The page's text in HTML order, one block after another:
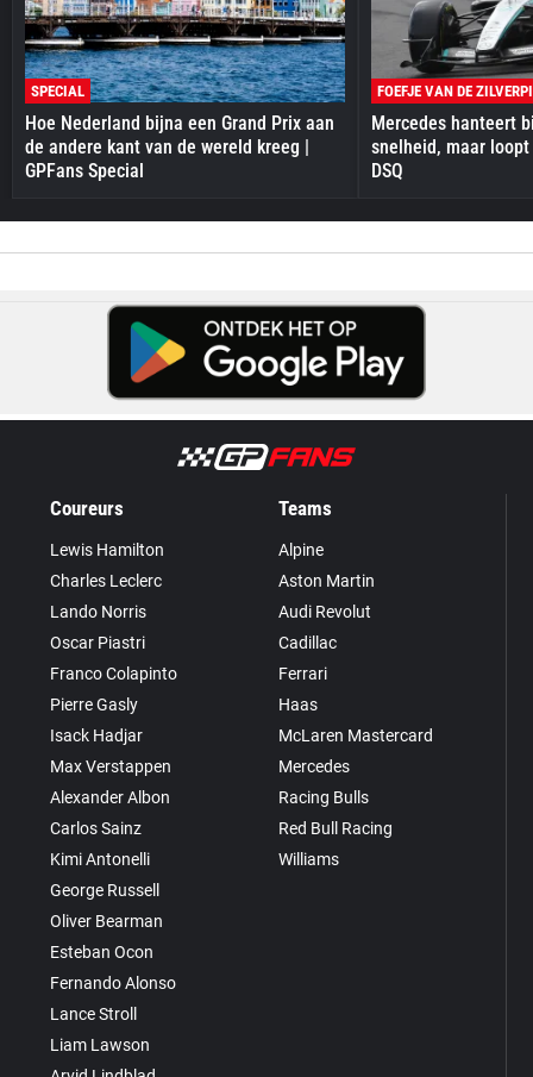
SPECIAL
Hoe Nederland bijna een Grand Prix aan
de andere kant van de wereld kreeg |
GPFans Special
FOEFJE VAN DE
Mercedes hanteert
snelheid, maar
DSQ
Coureurs
Lewis Hamilton
Charles Leclerc
Lando Norris
Oscar Piastri
Franco Colapinto
Pierre Gasly
Isack Hadjar
Max Verstappen
Alexander Albon
Carlos Sainz
Kimi Antonelli
George Russell
Oliver Bearman
Esteban Ocon
Fernando Alonso
Lance Stroll
Liam Lawson
Teams
Alpine
Aston Martin
Audi Revolut
Cadillac
Ferrari
Haas
McLaren Mastercard
Mercedes
Racing Bulls
Red Bull Racing
Williams